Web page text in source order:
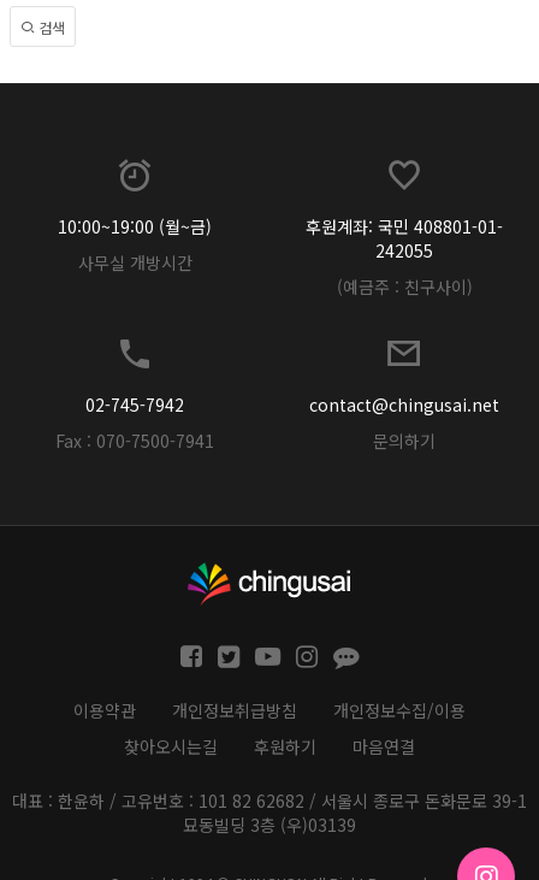
검색
10:00~19:00 (월~금)
사무실 개방시간
후원계좌: 국민 408801-01-
242055
(예금주 : 친구사이)
02-745-7942
Fax : 070-7500-7941
contact@chingusai.net
문의하기
이용약관 개인정보취급방침
개인정보수집/이용
찾아오시는길
후원하기 마음연결
대표 : 한윤하 / 고유번호 : 101 82 62682 / 서울시 종로구 돈화문로 39-1
묘동빌딩 3층 (우)03139